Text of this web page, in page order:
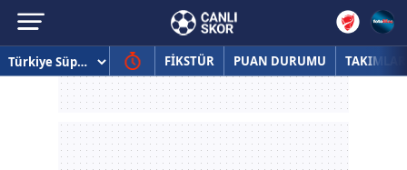
FİKSTÜR PUAN DURUMU TAKIMLAR